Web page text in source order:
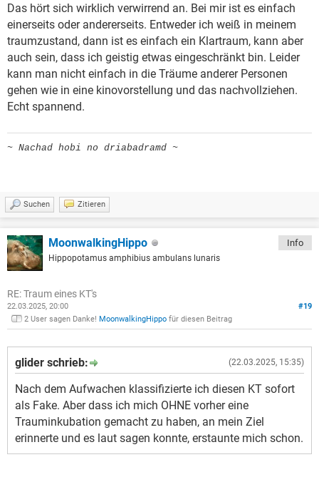
Das hört sich wirklich verwirrend an. Bei mir ist es einfach
einerseits oder andererseits. Entweder ich weiß in meinem
traumzustand, dann ist es einfach ein Klartraum, kann aber
auch sein, dass ich geistig etwas eingeschränkt bin. Leider
kann man nicht einfach in die Träume anderer Personen
gehen wie in eine kinovorstellung und das nachvollziehen.
Echt spannend.
~ Nachad hobi no driabadramd ~
Suchen Zitieren
MoonwalkingHippo
Hippopotamus amphibius ambulans lunaris
Info
RE: Traum eines KT's
#19
22.03.2025, 20:00
2 User sagen Danke! MoonwalkingHippo für diesen Beitrag
(22.03.2025, 15:35)
glider schrieb:
Nach dem Aufwachen klassifizierte ich diesen KT sofort
als Fake. Aber dass ich mich OHNE vorher eine
Trauminkubation gemacht zu haben, an mein Ziel
erinnerte und es laut sagen konnte, erstaunte mich schon.